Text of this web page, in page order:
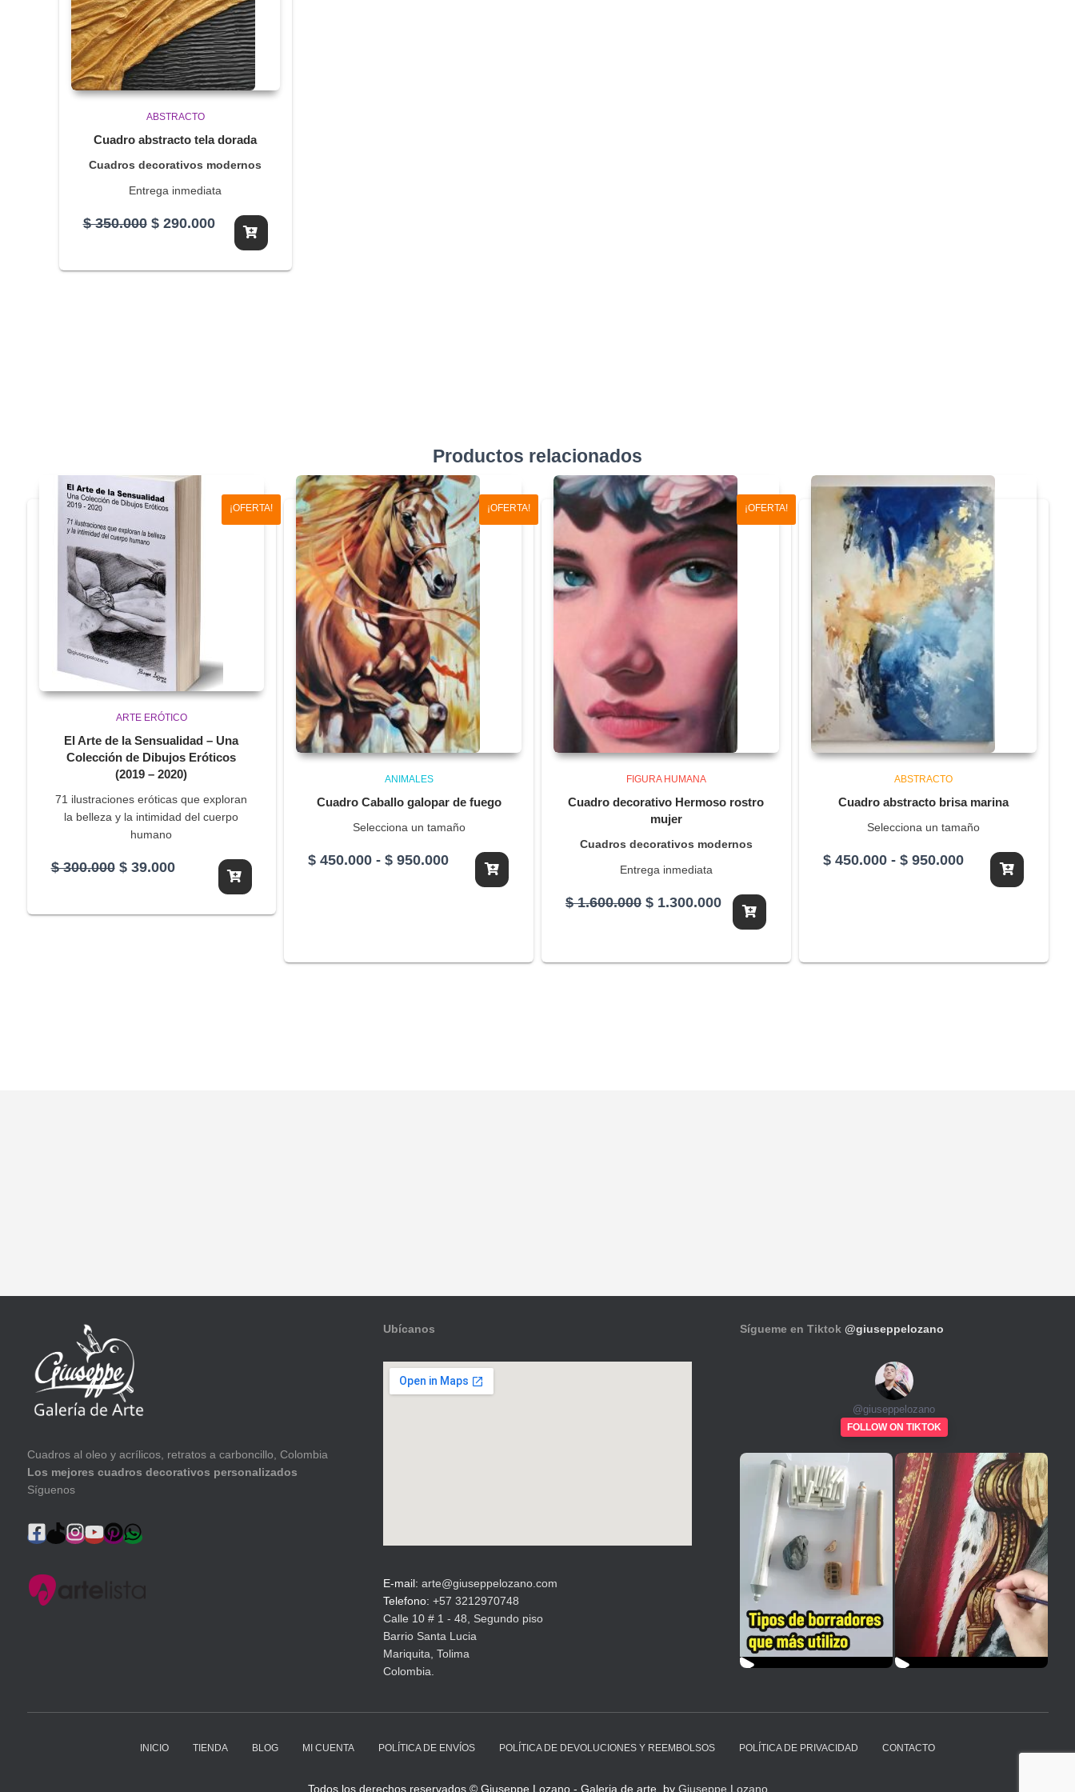
ABSTRACTO
Cuadro abstracto tela dorada
Cuadros decorativos modernos
Entrega inmediata
$350.000 El
era:
$290.000El
precio
actual
es:
Productos relacionados
¡OFERTA!
ARTE ERÓTICO
El Arte de la Sensualidad – Una
Colección de Dibujos Eróticos
(2019 – 2020)
71 ilustraciones eróticas que exploran
la belleza y la intimidad del cuerpo
humano
$300.000 El
era:
$39.000El
es:
¡OFERTA!
ANIMALES
Cuadro Caballo galopar de fuego
Selecciona un tamaño
$ 450.000 - $ 950.000Rango
precios:
$ 950.000
¡OFERTA!
FIGURA HUMANA
Cuadro decorativo Hermoso rostro
mujer
Cuadros decorativos modernos
Entrega inmediata
$1.600.000 El
$ 1.600.000.
$ 1.300.000El
precio
actual
$ 1.300.000.
ABSTRACTO
Cuadro abstracto brisa marina
Selecciona un tamaño
$450.000 - $950.000Rango
precios:
$ 950.000
Cuadros al oleo y acrílicos, retratos a carboncillo, Colombia
Los mejores cuadros decorativos personalizados
Síguenos
Ubícanos
E-mail:arte@giuseppelozano.com
Telefono: +57 3212970748
Calle 10 # 1 - 48, Segundo piso
Barrio Santa Lucia
Mariquita, Tolima
Colombia.
Sígueme en Tiktok @giuseppelozano
@giuseppelozano
FOLLOW ON TIKTOK
INICIO TIENDA BLOG MI CUENTA POLÍTICA DE ENVÍOS POLÍTICA DE DEVOLUCIONES Y REEMBOLSOS POLÍTICA DE PRIVACIDAD CONTACTO
Todos los derechos reservados © Giuseppe Lozano - Galeria de arte, by Giuseppe Lozano